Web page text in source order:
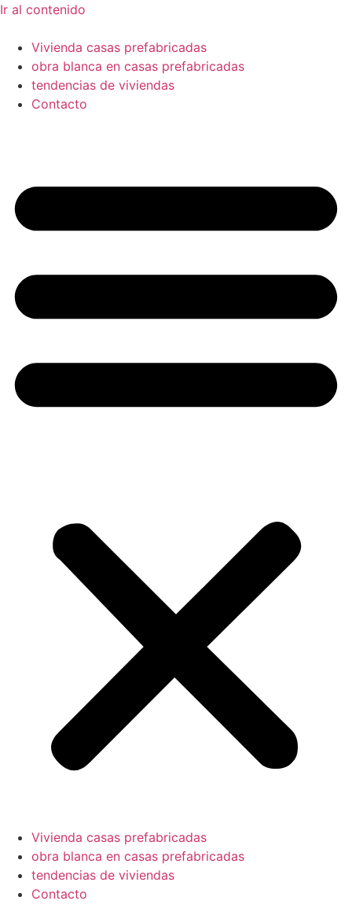
Ir al contenido
Vivienda casas prefabricadas
obra blanca en casas prefabricadas
tendencias de viviendas
Contacto
Vivienda casas prefabricadas
obra blanca en casas prefabricadas
tendencias de viviendas
Contacto